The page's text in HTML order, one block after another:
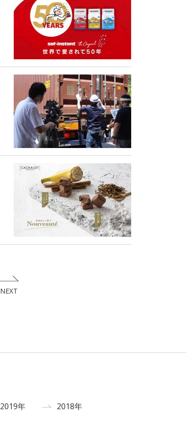
NEXT
2019年 2018年